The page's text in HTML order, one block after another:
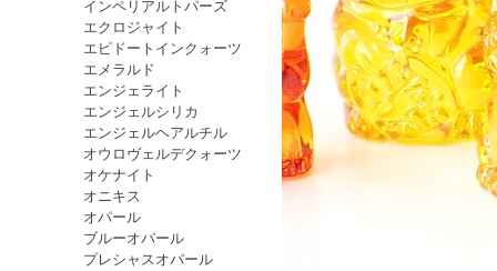
インペリアルトパーズ
エクロジャイト
エピドートインクォーツ
エメラルド
エンジェライト
エンジェルシリカ
エンジェルヘアルチル
オウロヴェルデクォーツ
オケナイト
オニキス
オパール
ブルーオパール
プレシャスオパール